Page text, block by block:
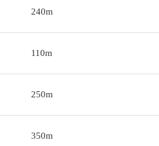
240m
110m
250m
350m